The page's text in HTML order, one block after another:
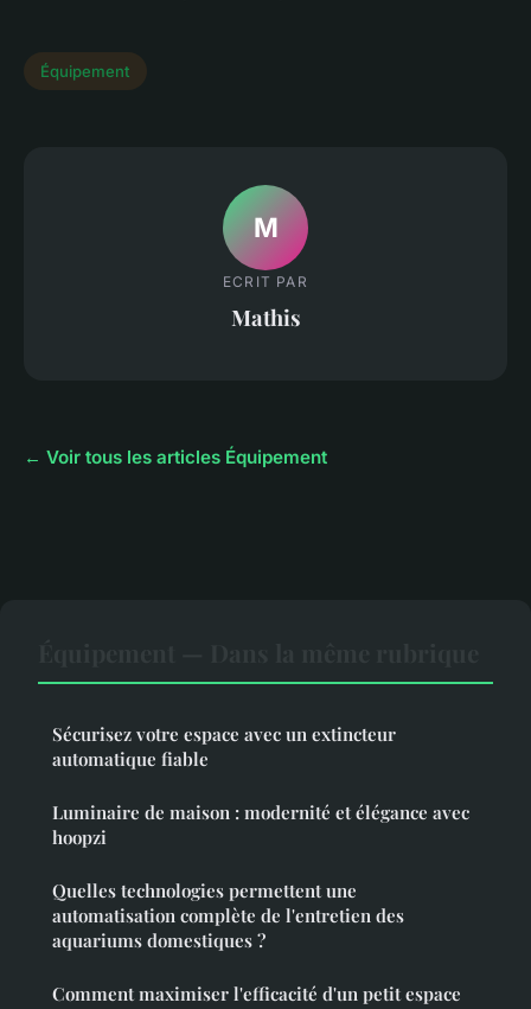
Équipement
M
ECRIT PAR
Mathis
← Voir tous les articles Équipement
Sécurisez votre espace avec un extincteur
automatique fiable
Luminaire de maison : modernité et élégance avec
hoopzi
Quelles technologies permettent une
automatisation complète de l'entretien des
aquariums domestiques ?
Comment maximiser l'efficacité d'un petit espace